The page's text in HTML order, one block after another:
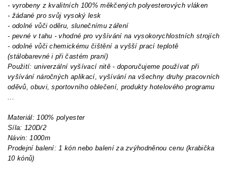
- vyrobeny z kvalitních 100% měkčených polyesterových vláken
- žádané pro svůj vysoký lesk
- odolné vůči oděru, slunečnímu záření
- pevné v tahu - vhodné pro vyšívání na vysokorychlostních strojích
- odolné vůči chemickému čištění a vyšší prací teplotě
(stálobarevné i při častém praní)
Použití: univerzální vyšívací nitě - doporučujeme používat při
vyšívání náročných aplikací, vyšívání na všechny druhy pracovních
oděvů, obuvi, sportovního oblečení, produkty hotelového programu
...
Materiál: 100% polyester
Síla: 120D/2
Návin: 1000m
Prodejní balení: 1 kón nebo balení za zvýhodněnou cenu (krabička
10 kónů)